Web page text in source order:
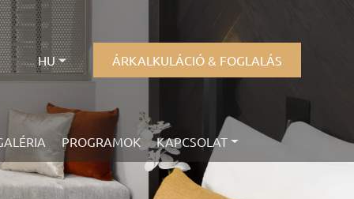
HU ÁRKALKULÁCIÓ & FOGLALÁS
PROGRAMOK KAPCSOLAT